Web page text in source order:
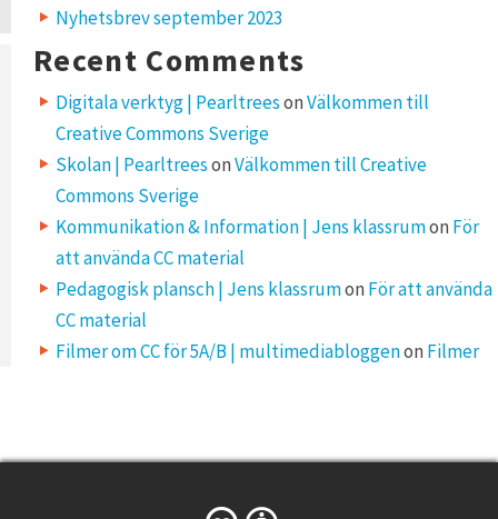
Nyhetsbrev september 2023
Recent Comments
Digitala verktyg | PearltreesonVälkommen till
Creative Commons Sverige
Skolan | PearltreesonVälkommen till Creative
Commons Sverige
Kommunikation & Information | Jens klassrumon För
att använda CC material
Pedagogisk plansch | Jens klassrumon För att använda
CC material
Filmer om CC för 5A/B | multimediabloggenon Filmer